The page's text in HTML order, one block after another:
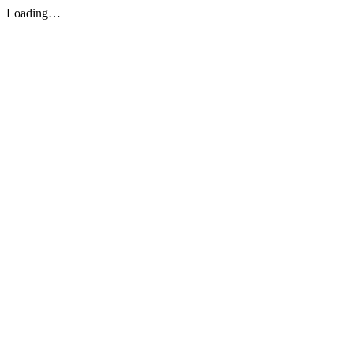
Loading…